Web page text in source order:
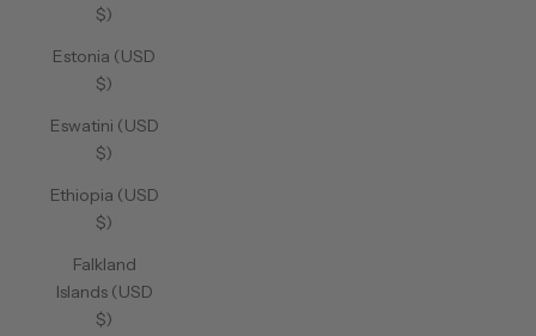
$)
Estonia (USD
$)
Eswatini (USD
$)
Ethiopia (USD
$)
Falkland
Islands (USD
$)